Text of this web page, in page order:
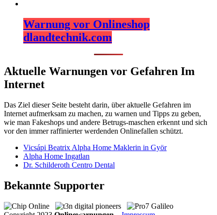
Warnung vor Onlineshop
dlandtechnik.com
Aktuelle Warnungen vor Gefahren Im
Internet
Das Ziel dieser Seite besteht darin, über aktuelle Gefahren im
Internet aufmerksam zu machen, zu warnen und Tipps zu geben,
wie man Fakeshops und andere Betrugs-maschen erkennt und sich
vor den immer raffinierter werdenden Onlinefallen schützt.
Vicsápi Beatrix Alpha Home Maklerin in Györ
Alpha Home Ingatlan
Dr. Schilderoth Centro Dental
Bekannte Supporter